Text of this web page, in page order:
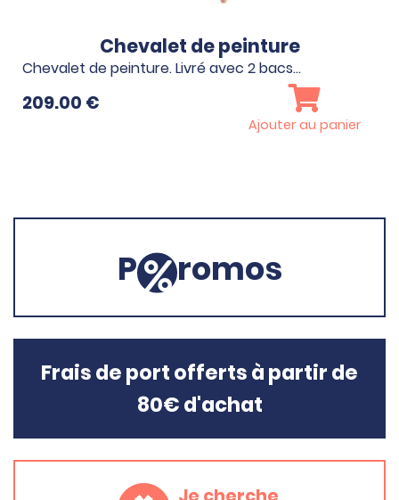
Chevalet de peinture
Chevalet de peinture. Livré avec 2 bacs…
209.00 €
Ajouter au panier
P romos
Frais de port offerts à partir de
80€ d'achat